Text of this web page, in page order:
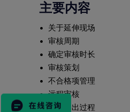
格
主要内容
关于延伸现场
审核周期
确定审核时长
审核策划
不合格项管理
远程审核
认证退出过程